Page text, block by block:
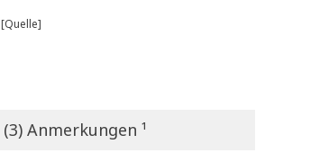
[Quelle]
(3) Anmerkungen ¹